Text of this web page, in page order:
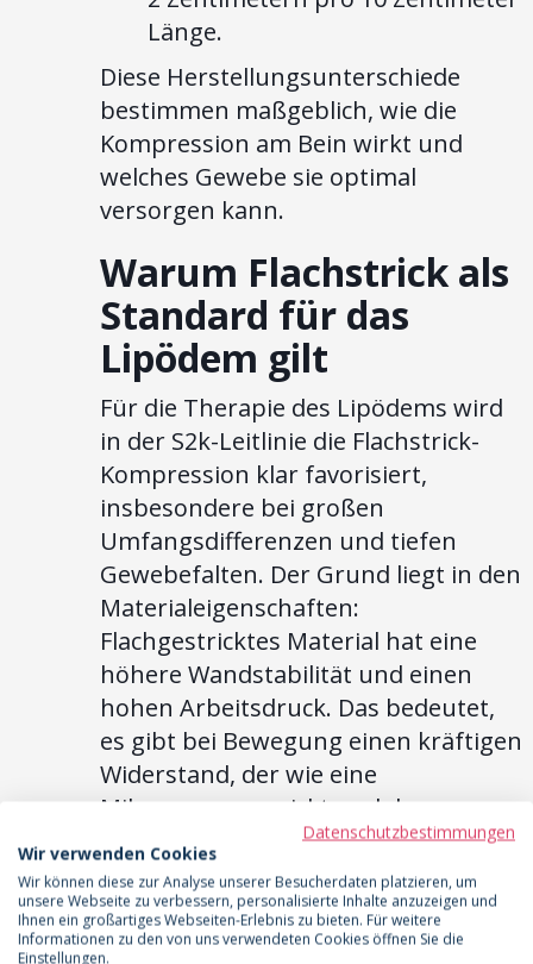
Länge.
Diese Herstellungsunterschiede
bestimmen maßgeblich, wie die
Kompression am Bein wirkt und
welches Gewebe sie optimal
versorgen kann.
Warum Flachstrick als
Standard für das
Lipödem gilt
Für die Therapie des Lipödems wird
in der S2k-Leitlinie die Flachstrick-
Kompression klar favorisiert,
insbesondere bei großen
Umfangsdifferenzen und tiefen
Gewebefalten. Der Grund liegt in den
Materialeigenschaften:
Flachgestricktes Material hat eine
höhere Wandstabilität und einen
hohen Arbeitsdruck. Das bedeutet,
es gibt bei Bewegung einen kräftigen
Widerstand, der wie eine
Mikromassage wirkt und den
Lymphabfluss um bis zu 40 %
steigern kann. Gleichzeitig ist der
Ruhedruck geringer, was den
Tragekomfort erhöht.Diese
Datenschutzbestimmungen
Wir verwenden Cookies
Wir können diese zur Analyse unserer Besucherdaten platzieren, um
unsere Webseite zu verbessern, personalisierte Inhalte anzuzeigen und
Ihnen ein großartiges Webseiten-Erlebnis zu bieten. Für weitere
Informationen zu den von uns verwendeten Cookies öffnen Sie die
Einstellungen.